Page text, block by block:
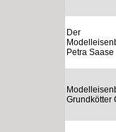
Der
Petra Saase
Grundkötter